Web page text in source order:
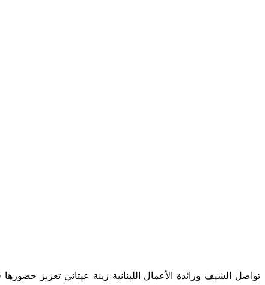
تواصل الشيف ورائدة الأعمال اللبنانية زينة عيتاني تعزيز